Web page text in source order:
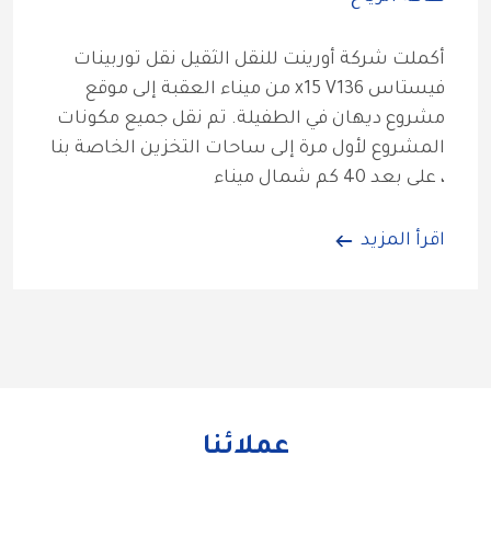
أكملت شركة أورينت للنقل الثقيل نقل توربينات
فيستاس x15 V136 من ميناء العقبة إلى موقع
مشروع ديهان في الطفيلة. تم نقل جميع مكونات
المشروع لأول مرة إلى ساحات التخزين الخاصة بنا
، على بعد 40 كم شمال ميناء
اقرأ المزيد
عملائنا